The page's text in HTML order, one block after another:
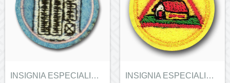
INSIGNIA ESPECIALIDAD GUIAS EN CARAVANA... INSIGNIA ESPECIALIDAD ALITAS "SEGUR...